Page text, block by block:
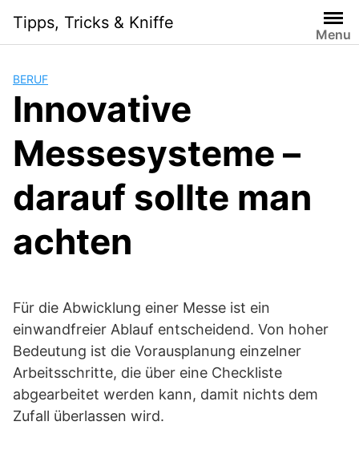
content
Tipps, Tricks & Kniffe
Menu
BERUF
Innovative
Messesysteme –
darauf sollte man
achten
Für die Abwicklung einer Messe ist ein
einwandfreier Ablauf entscheidend. Von hoher
Bedeutung ist die Vorausplanung einzelner
Arbeitsschritte, die über eine Checkliste
abgearbeitet werden kann, damit nichts dem
Zufall überlassen wird.